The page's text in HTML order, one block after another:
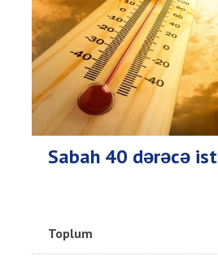
Sabah 40 dərəcə
Toplum